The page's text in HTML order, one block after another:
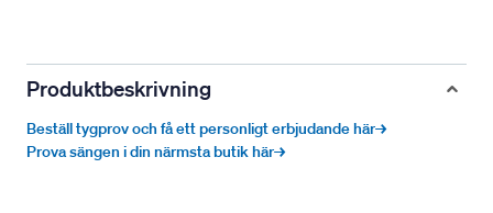
Produktbeskrivning
Beställ tygprov och få ett personligt erbjudande här→
Prova sängen i din närmsta butik här→